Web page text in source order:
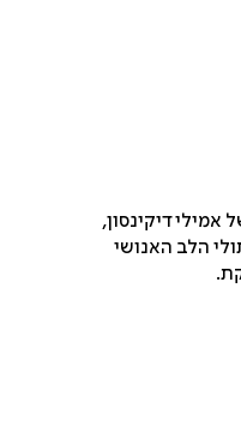
דיקינסון,
הלב האנושי